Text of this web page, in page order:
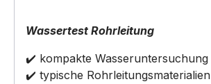
Wassertest Rohrleitung
✔️ kompakte Wasseruntersuchung
✔️ typische Rohrleitungsmaterialien